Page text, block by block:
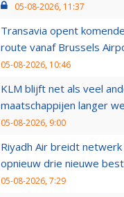
05-08-2026, 11:37
Transavia opent
route vanaf Brussels
05-08-2026, 10:46
KLM blijft net als veel
maatschappijen langer
05-08-2026, 9:00
Riyadh Air breidt
opnieuw drie nieuwe
05-08-2026, 7:29